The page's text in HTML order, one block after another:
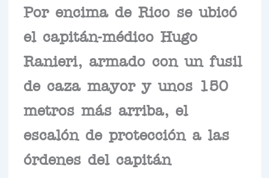
Por encima de Rico se ubicó
el capitán-médico Hugo
Ranieri, armado con un fusil
de caza mayor y unos 150
metros más arriba, el
escalón de protección a las
órdenes del capitán